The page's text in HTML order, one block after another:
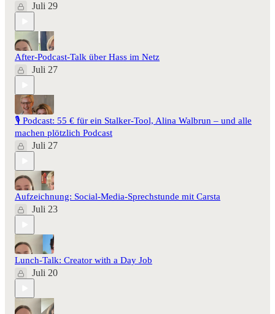
Juli 29
After-Podcast-Talk über Hass im Netz
Juli 27
🎙️ Podcast: 55 € für ein Stalker-Tool, Alina Walbrun – und alle
machen plötzlich Podcast
Juli 27
Aufzeichnung: Social-Media-Sprechstunde mit Carsta
Juli 23
Lunch-Talk: Creator with a Day Job
Juli 20